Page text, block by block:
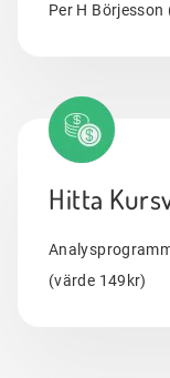
Per H Börjesson
Hitta
(värde 149kr)